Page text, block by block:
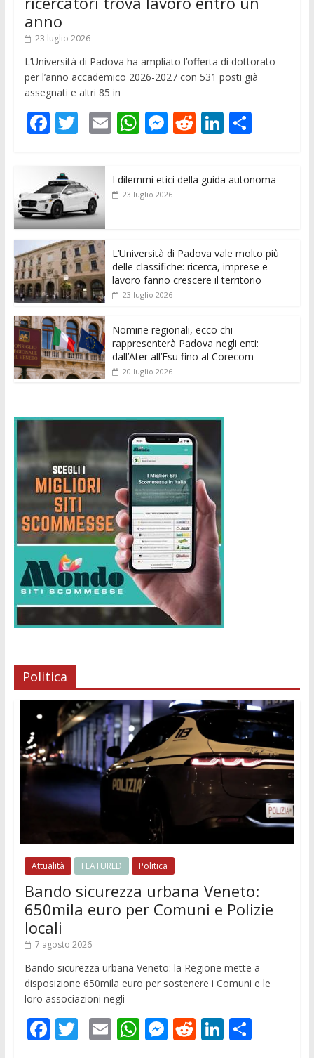
anno
23 luglio 2026
L’Università di Padova ha ampliato l’offerta di dottorato
per l’anno accademico 2026-2027 con 531 posti già
assegnati e altri 85 in
F
e
b
o
o
k
T
itt
er
E
ai
l
W
s
p
M
ss
e
er
R
di
Li
e
C
di
I dilemmi etici della guida autonoma
23 luglio 2026
L’Università di Padova vale molto più
delle classifiche: ricerca, imprese e
lavoro fanno crescere il territorio
23 luglio 2026
Nomine regionali, ecco chi
rappresenterà Padova negli enti:
dall’Ater all’Esu fino al Corecom
20 luglio 2026
Politica
Attualità FEATURED Politica
Bando sicurezza urbana Veneto:
650mila euro per Comuni e Polizie
locali
7 agosto 2026
Bando sicurezza urbana Veneto: la Regione mette a
disposizione 650mila euro per sostenere i Comuni e le
loro associazioni negli
F T E W M R Li C